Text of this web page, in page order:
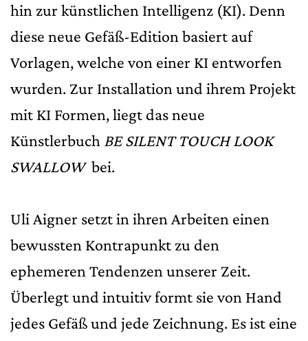
hin zur künstlichen Intelligenz (KI). Denn
diese neue Gefäß-Edition basiert auf
Vorlagen, welche von einer KI entworfen
wurden. Zur Installation und ihrem Projekt
mit KI Formen, liegt das neue
Künstlerbuch BE SILENT TOUCH LOOK
SWALLOWbei.
Uli Aigner setzt in ihren Arbeiten einen
bewussten Kontrapunkt zu den
ephemeren Tendenzen unserer Zeit.
Überlegt und intuitiv formt sie von Hand
jedes Gefäß und jede Zeichnung. Es ist eine